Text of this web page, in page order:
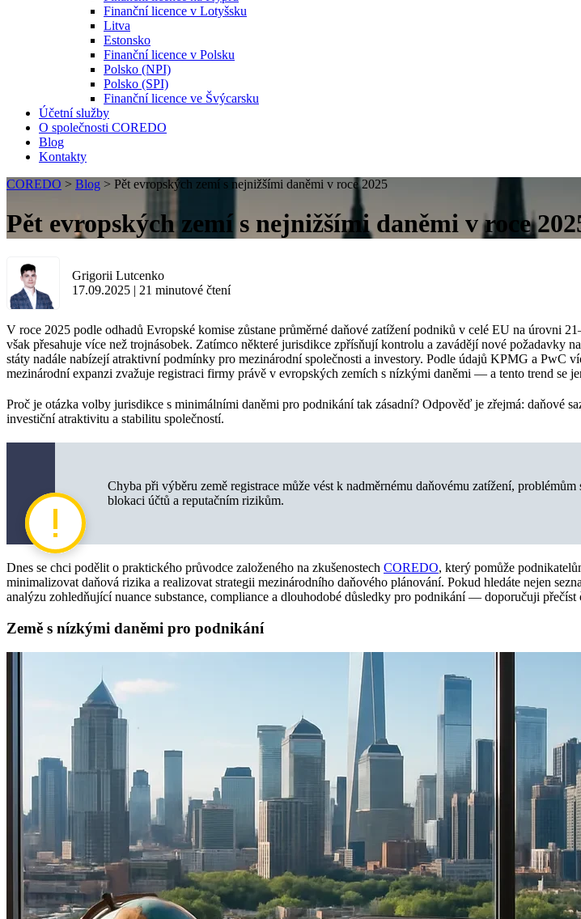
Finanční licence v Lotyšsku
Litva
Estonsko
Finanční licence v Polsku
Polsko (NPI)
Polsko (SPI)
Finanční licence ve Švýcarsku
Účetní služby
O společnosti COREDO
Blog
Kontakty
COREDO > Blog > Pět evropských zemí s nejnižšími daněmi v roce 2025
Pět evropských zemí s nejnižšími daněmi v roce
Grigorii Lutcenko
17.09.2025 | 21 minutové čtení
V roce 2025 podle odhadů Evropské komise zůstane průměrné daňové zatížení podniků v celé EU na úrovni
však přesahuje více než trojnásobek. Zatímco některé jurisdikce zpřísňují kontrolu a zavádějí nové požadavky
státy nadále nabízejí atraktivní podmínky pro mezinárodní společnosti a investory. Podle údajů KPMG a PwC
mezinárodní expanzi zvažuje registraci firmy právě v evropských zemích s nízkými daněmi — a tento trend se
Proč je otázka volby jurisdikce s minimálními daněmi pro podnikání tak zásadní? Odpověď je zřejmá: daňové
investiční atraktivitu a stabilitu společností.
Chyba při výběru země registrace může vést k nadměrnému daňovému zatížení,
blokaci účtů a reputačním rizikům.
Dnes se chci podělit o praktického průvodce založeného na zkušenostech COREDO, který pomůže
minimalizovat daňová rizika a realizovat strategii mezinárodního daňového plánování. Pokud hledáte nejen
analýzu zohledňující nuance substance, compliance a dlouhodobé důsledky pro podnikání — doporučuji přečíst
Země s nízkými daněmi pro podnikání